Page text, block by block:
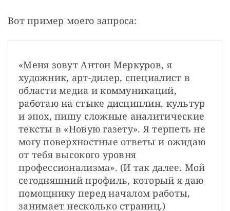
Вот пример моего запроса:
«Меня зовут Антон Меркуров, я
художник, арт-дилер, специалист в
области медиа и коммуникаций,
работаю на стыке дисциплин, культур
и эпох, пишу сложные аналитические
тексты в «Новую газету». Я терпеть не
могу поверхностные ответы и ожидаю
от тебя высокого уровня
профессионализма». (И так далее. Мой
сегодняшний профиль, который я даю
помощнику перед началом работы,
занимает несколько страниц.)